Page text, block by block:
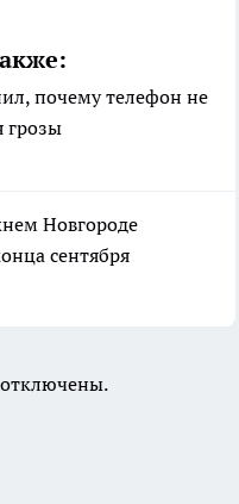
почему телефон не
грозы
Новгороде
сентября